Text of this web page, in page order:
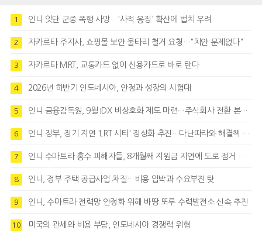
1 인니 잇단 군중 폭행 사망…'사적 응징' 확산에 법치 우려
2 자카르타 주지사, 쇼핑몰 보안 울타리 철거 요청…"치안 문제없다"
3 자카르타 MRT, 교통카드 없이 신용카드로 바로 탄다
4 2026년 하반기 인도네시아, 안정과 성장의 시험대
5 인니 금융감독원, 9월 IDX 비상호화 제도 마련…주식회사 전환 본격화
6 인니 정부, 장기 지연 'LRT 시티' 정상화 추진…다난따라와 해결책 모색
7 인니 수마트라 홍수 피해자들, 8개월째 지원금 지연에 도로 점거 시위
8 인니, 정부 주택 공급사업 차질…비용 압박과 수요부진 탓
9 인니, 수마트라 전력망 안정화 위해 바땅 또루 수력발전소 신속 추진
10 미국의 관세와 비용 부담, 인도네시아 경쟁력 위협